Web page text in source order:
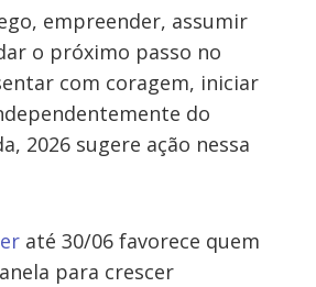
empreender, assumir
o próximo passo no
com coragem, iniciar
do
2026 sugere ação nessa
até 30/06 favorece quem
para crescer